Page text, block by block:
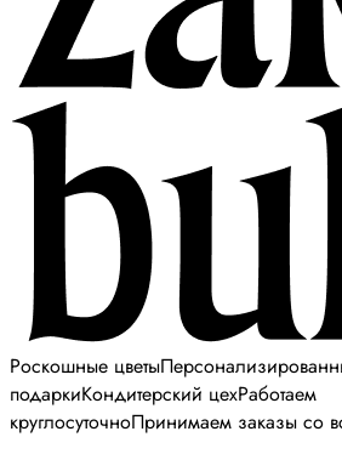
Роскошные цветы
подаркиКондитерский цехРаботаем
круглосуточноПринимаем заказы со